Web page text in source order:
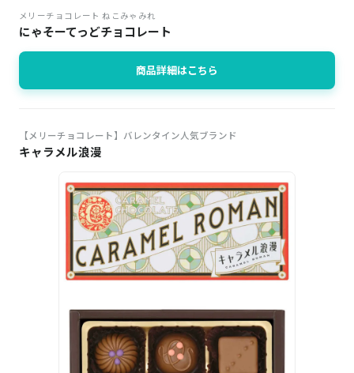
メリーチョコレート ねこみゃみれ
にゃそーてっどチョコレート
商品詳細はこちら
【メリーチョコレート】バレンタイン人気ブランド
キャラメル浪漫